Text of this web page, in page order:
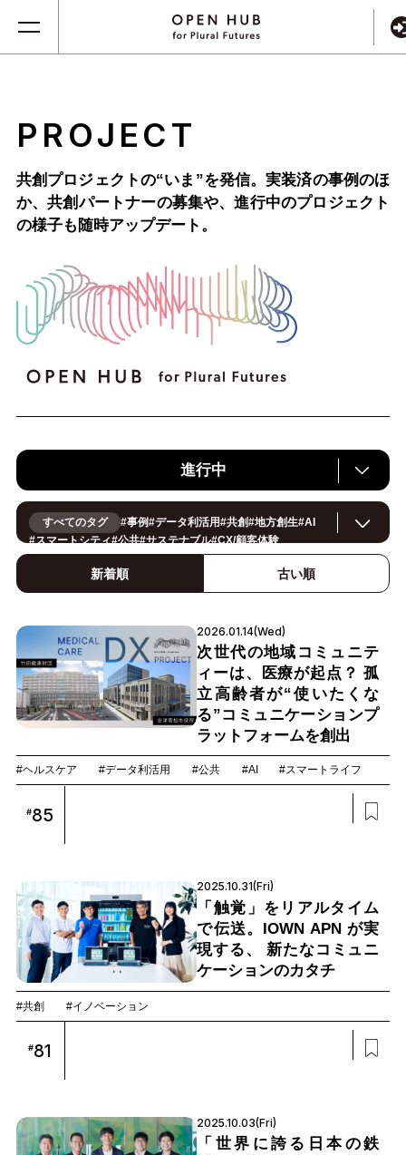
PROJECT
共創プロジェクトの“いま”を発信。実装済の事例のほ
か、共創パートナーの募集や、進行中のプロジェクト
の様子も随時アップデート。
進行中
すべてのタグ #事例#データ利活用#共創#地方創生#AI
#スマートシティ#公共#サステナブル#CX/顧客体験
#ヘルスケア#環境・エネルギー#働き方改革
イノベーション#IoT
スマートファクトリー
新着順 古い順
2026.01.14(Wed)
次世代の地域コミュニテ
ィーは、医療が起点？ 孤
立高齢者が“使いたくな
る”コミュニケーションプ
ラットフォームを創出
#ヘルスケア #データ利活用 #公共 #AI #スマートライフ
#85
2025.10.31(Fri)
「触覚」をリアルタイム
で伝送。IOWN APN が実
現する、 新たなコミュニ
ケーションのカタチ
#共創 #イノベーション
#81
2025.10.03(Fri)
「世界に誇る日本の鉄